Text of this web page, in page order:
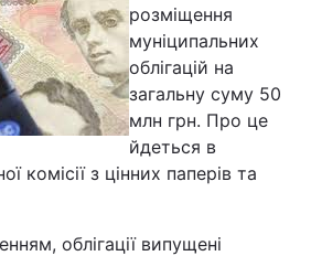
Світ
Наука
Лайт
Інциденти
розміщення
муніципальних
облігацій на
загальну суму 50
млн грн. Про це
йдеться в
комісії з цінних паперів та
облігації випущені